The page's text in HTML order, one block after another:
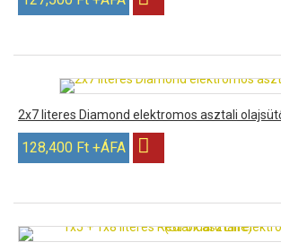
2x7 literes Diamond elektromos asztali
128,400 Ft +ÁFA